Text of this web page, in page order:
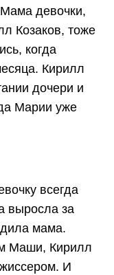
девочки,
Козаков, тоже
когда
Кирилл
дочери и
Марии уже
всегда
выросла за
мама.
Маши, Кирилл
И